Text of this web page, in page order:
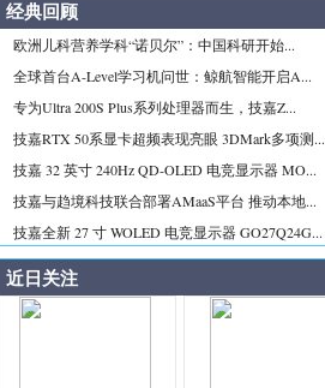
经典回顾
欧洲儿科营养学科“诺贝尔”：中国科研开始...
全球首台A-Level学习机问世：鲸航智能开启A...
专为Ultra 200S Plus系列处理器而生，技嘉Z...
技嘉RTX 50系显卡超频表现亮眼 3DMark多项测...
技嘉 32 英寸 240Hz QD-OLED 电竞显示器 MO...
技嘉与趋境科技联合部署AMaaS平台 推动本地...
技嘉全新 27 寸 WOLED 电竞显示器 GO27Q24G...
近日关注